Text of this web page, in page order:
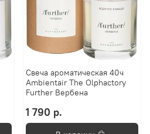
Свеча ароматическая 40ч
Ambientair The Olphactory
Further Вербена
1 790 р.